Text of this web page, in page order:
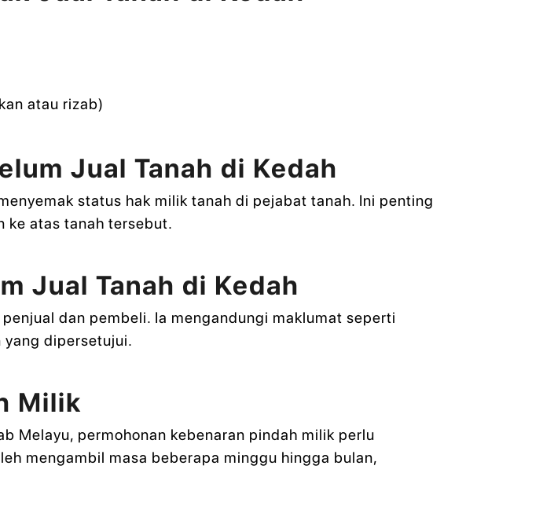
atau rizab)
Jual Tanah di Kedah
status hak milik tanah di pejabat tanah. Ini penting
ke atas tanah tersebut.
Jual Tanah di Kedah
dan pembeli. Ia mengandungi maklumat seperti
yang dipersetujui.
Milik
Melayu, permohonan kebenaran pindah milik perlu
mengambil masa beberapa minggu hingga bulan,